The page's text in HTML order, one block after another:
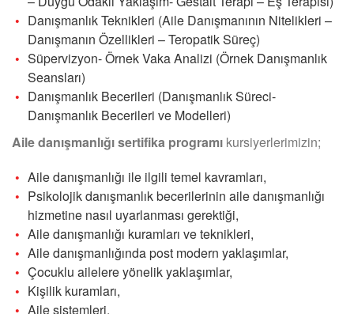
Danışmanlık Teknikleri (Aile Danışmanının Nitelikleri –
Danışmanın Özellikleri – Teropatik Süreç)
Süpervizyon- Örnek Vaka Analizi (Örnek Danışmanlık
Seansları)
Danışmanlık Becerileri (Danışmanlık Süreci-
Danışmanlık Becerileri ve Modelleri)
Aile danışmanlığı sertifika programı kursiyerlerimizin;
Aile danışmanlığı ile ilgili temel kavramları,
Psikolojik danışmanlık becerilerinin aile danışmanlığı
hizmetine nasıl uyarlanması gerektiği,
Aile danışmanlığı kuramları ve teknikleri,
Aile danışmanlığında post modern yaklaşımlar,
Çocuklu ailelere yönelik yaklaşımlar,
Kişilik kuramları,
Aile sistemleri,